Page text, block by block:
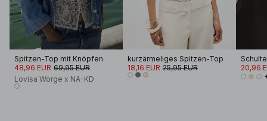
Spitzen-Top mit Knöpfen
48,96 EUR 69,95 EUR
Lovisa Worge x NA-KD
kurzärmeliges Spitzen-Top
18,16 EUR 25,95 EUR
20,96